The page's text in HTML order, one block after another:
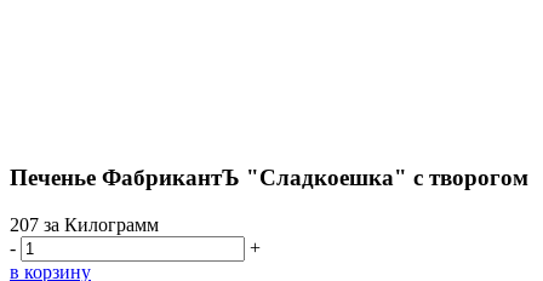
Печенье ФабрикантЪ "Сладкоешка" с творогом
207 за Килограмм
-
+
в корзину